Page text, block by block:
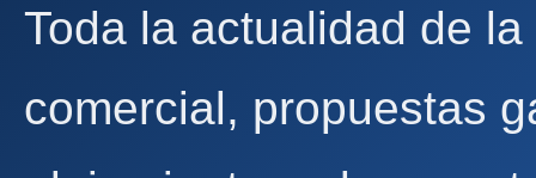
Toda la actualidad de
comercial, propuestas